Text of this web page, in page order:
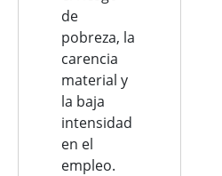
de
pobreza, la
carencia
material y
la baja
intensidad
en el
empleo.